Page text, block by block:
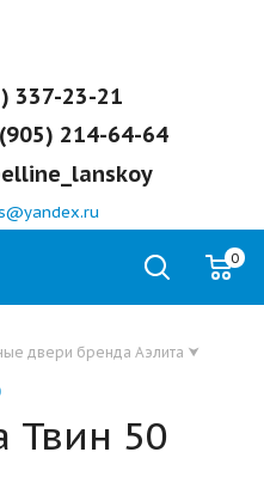
337-23-21
214-64-64
0
двери бренда Аэлита ⮟
Твин 50